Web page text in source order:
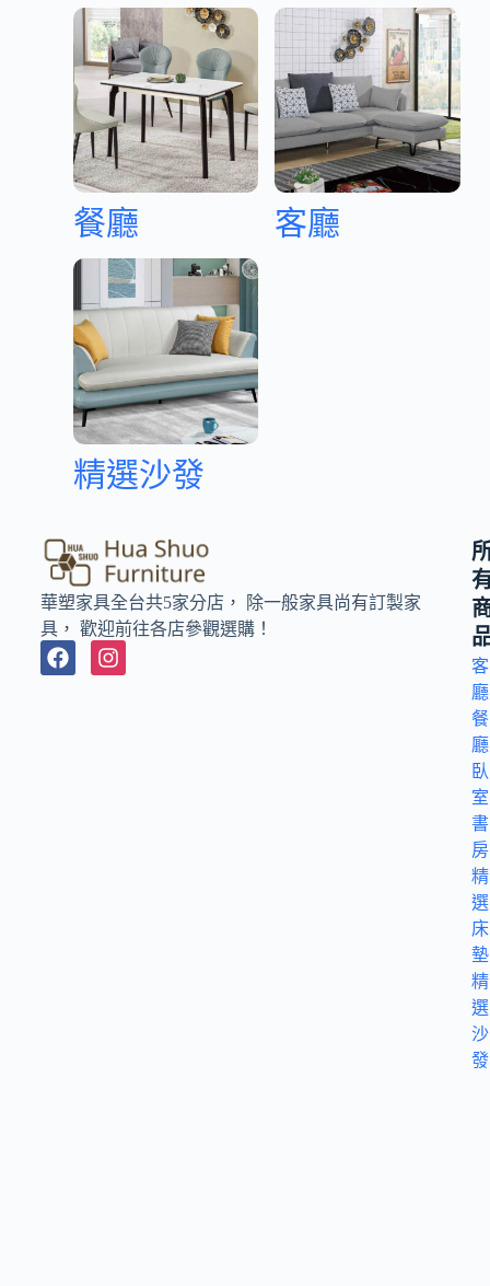
餐廳 客廳
精選沙發
華塑家具全台共5家分店， 除一般家具尚有訂製家
具， 歡迎前往各店參觀選購！
客
廳
餐
廳
臥
室
書
房
精
選
床
墊
精
選
沙
發